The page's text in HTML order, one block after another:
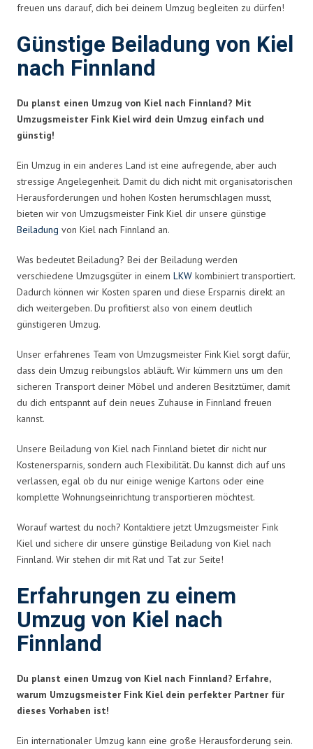
freuen uns darauf, dich bei deinem Umzug begleiten zu dürfen!
Günstige Beiladung von Kiel
nach Finnland
Du planst einen Umzug von Kiel nach Finnland? Mit
Umzugsmeister Fink Kiel wird dein Umzug einfach und
günstig!
Ein Umzug in ein anderes Land ist eine aufregende, aber auch
stressige Angelegenheit. Damit du dich nicht mit organisatorischen
Herausforderungen und hohen Kosten herumschlagen musst,
bieten wir von Umzugsmeister Fink Kiel dir unsere günstige
Beiladung von Kiel nach Finnland an.
Was bedeutet Beiladung? Bei der Beiladung werden
verschiedene Umzugsgüter in einem LKW kombiniert transportiert.
Dadurch können wir Kosten sparen und diese Ersparnis direkt an
dich weitergeben. Du profitierst also von einem deutlich
günstigeren Umzug.
Unser erfahrenes Team von Umzugsmeister Fink Kiel sorgt dafür,
dass dein Umzug reibungslos abläuft. Wir kümmern uns um den
sicheren Transport deiner Möbel und anderen Besitztümer, damit
du dich entspannt auf dein neues Zuhause in Finnland freuen
kannst.
Unsere Beiladung von Kiel nach Finnland bietet dir nicht nur
Kostenersparnis, sondern auch Flexibilität. Du kannst dich auf uns
verlassen, egal ob du nur einige wenige Kartons oder eine
komplette Wohnungseinrichtung transportieren möchtest.
Worauf wartest du noch? Kontaktiere jetzt Umzugsmeister Fink
Kiel und sichere dir unsere günstige Beiladung von Kiel nach
Finnland. Wir stehen dir mit Rat und Tat zur Seite!
Erfahrungen zu einem
Umzug von Kiel nach
Finnland
Du planst einen Umzug von Kiel nach Finnland? Erfahre,
warum Umzugsmeister Fink Kiel dein perfekter Partner für
dieses Vorhaben ist!
Ein internationaler Umzug kann eine große Herausforderung sein.